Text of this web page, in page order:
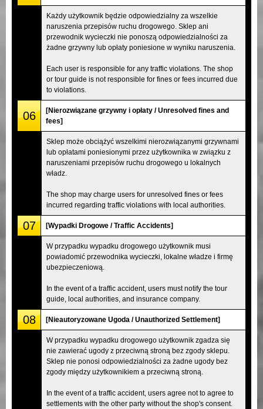
Każdy użytkownik będzie odpowiedzialny za wszelkie
naruszenia przepisów ruchu drogowego. Sklep ani
przewodnik wycieczki nie ponoszą odpowiedzialności za
żadne grzywny lub opłaty poniesione w wyniku naruszenia.
Each user is responsible for any traffic violations. The shop
or tour guide is not responsible for fines or fees incurred due
to violations.
06
[Nierozwiązane grzywny i opłaty / Unresolved fines and
fees]
Sklep może obciążyć wszelkimi nierozwiązanymi grzywnami
lub opłatami poniesionymi przez użytkownika w związku z
naruszeniami przepisów ruchu drogowego u lokalnych
władz.
The shop may charge users for unresolved fines or fees
incurred regarding traffic violations with local authorities.
07 [Wypadki Drogowe / Traffic Accidents]
W przypadku wypadku drogowego użytkownik musi
powiadomić przewodnika wycieczki, lokalne władze i firmę
ubezpieczeniową.
In the event of a traffic accident, users must notify the tour
guide, local authorities, and insurance company.
08 [Nieautoryzowane Ugoda / Unauthorized Settlement]
W przypadku wypadku drogowego użytkownik zgadza się
nie zawierać ugody z przeciwną stroną bez zgody sklepu.
Sklep nie ponosi odpowiedzialności za żadne ugody bez
zgody między użytkownikiem a przeciwną stroną.
In the event of a traffic accident, users agree not to agree to
settlements with the other party without the shop's consent.